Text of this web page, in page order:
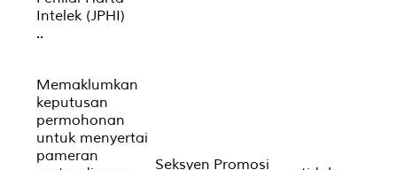
Intelek (JPHI)
..
Memaklumkan
keputusan
permohonan
untuk menyertai
pameran
Seksyen Promosi